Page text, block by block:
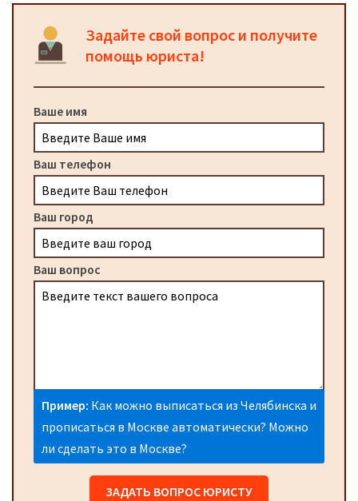
Задайте свой вопрос и получите
помощь юриста!
Ваше имя
Ваш телефон
Ваш город
Ваш вопрос
Пример: Как можно выписаться из Челябинска и
прописаться в Москве автоматически? Можно
ли сделать это в Москве?
ЗАДАТЬ ВОПРОС ЮРИСТУ